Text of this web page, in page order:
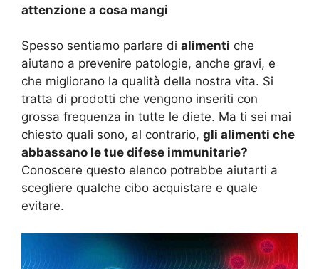
attenzione a cosa mangi
Spesso sentiamo parlare di alimenti che
aiutano a prevenire patologie, anche gravi, e
che migliorano la qualità della nostra vita. Si
tratta di prodotti che vengono inseriti con
grossa frequenza in tutte le diete. Ma ti sei mai
chiesto quali sono, al contrario, gli alimenti che
abbassano le tue difese immunitarie?
Conoscere questo elenco potrebbe aiutarti a
scegliere qualche cibo acquistare e quale
evitare.